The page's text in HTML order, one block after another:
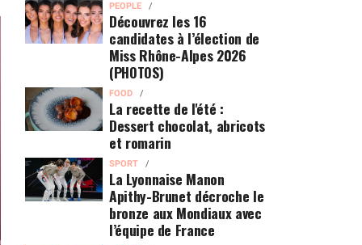
PEOPLE
Découvrez les 16
candidates à l’élection de
Miss Rhône-Alpes 2026
(PHOTOS)
FOOD
La recette de l'été :
Dessert chocolat, abricots
et romarin
SPORT
La Lyonnaise Manon
Apithy-Brunet décroche le
bronze aux Mondiaux avec
l’équipe de France